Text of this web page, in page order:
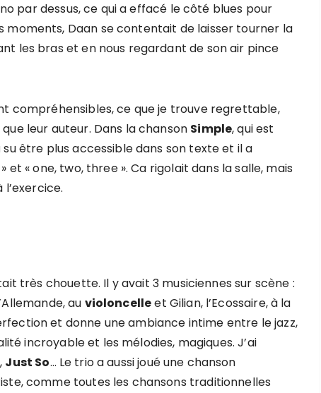
par dessus, ce qui a effacé le côté blues pour
Daan se contentait de laisser tourner la
les bras et en nous regardant de son air pince
compréhensibles, ce que je trouve regrettable,
leur auteur. Dans la chanson Simple, qui est
être plus accessible dans son texte et il a
« one, two, three ». Ca rigolait dans la salle, mais
très chouette. Il y avait 3 musiciennes sur scène :
au violoncelleet Gilian, l’Ecossaire, à la
et donne une ambiance intime entre le jazz,
incroyable et les mélodies, magiques. J’ai
, Just So… Le trio a aussi joué une chanson
comme toutes les chansons traditionnelles